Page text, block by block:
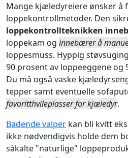
Mange kjæledyreiere ønsker å
loppekontrollmetoder. Den
loppekontrollteknikken
loppekam og innebærer å
loppesmuss. Hyppig
90 prosent av loppeeggene og
Du må også vaske
tepper samt eventuelle
favoritthvileplasser for kjæledyr.
Badende valper kan bli kvitt
ikke nødvendigvis holde dem
såkalte "naturlige"